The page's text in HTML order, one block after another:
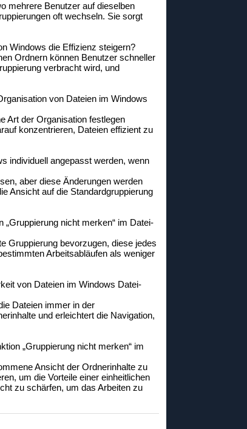
mehrere Benutzer auf dieselben
oft wechseln. Sie sorgt
Windows die Effizienz steigern?
Ordnern können Benutzer schneller
verbracht wird, und
von Dateien im Windows
Art der Organisation festlegen
konzentrieren, Dateien effizient zu
individuell angepasst werden, wenn
aber diese Änderungen werden
Ansicht auf die Standardgruppierung
nicht merken“ im Datei-
Gruppierung bevorzugen, diese jedes
Arbeitsabläufen als weniger
von Dateien im Windows Datei-
Dateien immer in der
und erleichtert die Navigation,
„Gruppierung nicht merken“ im
Ansicht der Ordnerinhalte zu
um die Vorteile einer einheitlichen
zu schärfen, um das Arbeiten zu